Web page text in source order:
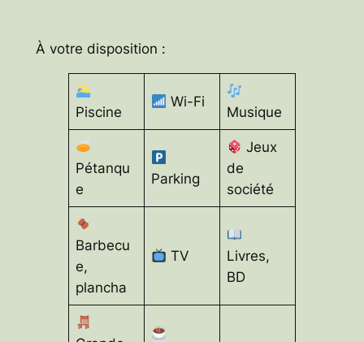
À votre disposition :
Piscine
Wi-Fi
Musique
Pétanqu
e
Parking
Jeux
de
société
Barbecu
e,
plancha
TV
Livres,
BD